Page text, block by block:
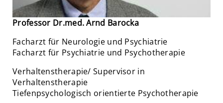
Professor Dr.med. Arnd Barocka
Facharzt für Neurologie und Psychiatrie
Facharzt für Psychiatrie und Psychotherapie
Verhaltenstherapie/ Supervisor in
Verhaltenstherapie
Tiefenpsychologisch orientierte Psychotherapie